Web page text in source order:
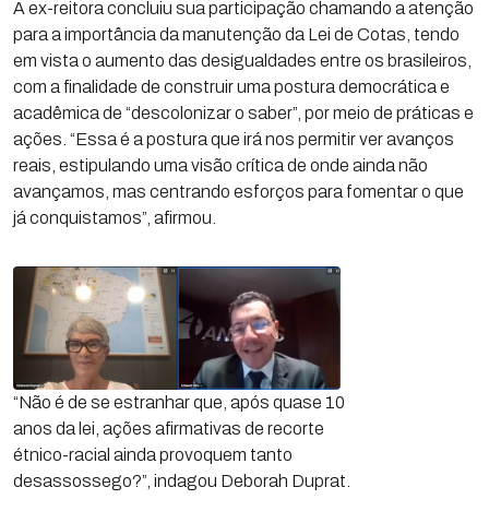
A ex-reitora concluiu sua participação chamando a atenção
para a importância da manutenção da Lei de Cotas, tendo
em vista o aumento das desigualdades entre os brasileiros,
com a finalidade de construir uma postura democrática e
acadêmica de “descolonizar o saber”, por meio de práticas e
ações. “Essa é a postura que irá nos permitir ver avanços
reais, estipulando uma visão crítica de onde ainda não
avançamos, mas centrando esforços para fomentar o que
já conquistamos”, afirmou.
“Não é de se estranhar que, após quase 10
anos da lei, ações afirmativas de recorte
étnico-racial ainda provoquem tanto
desassossego?”, indagou Deborah Duprat.